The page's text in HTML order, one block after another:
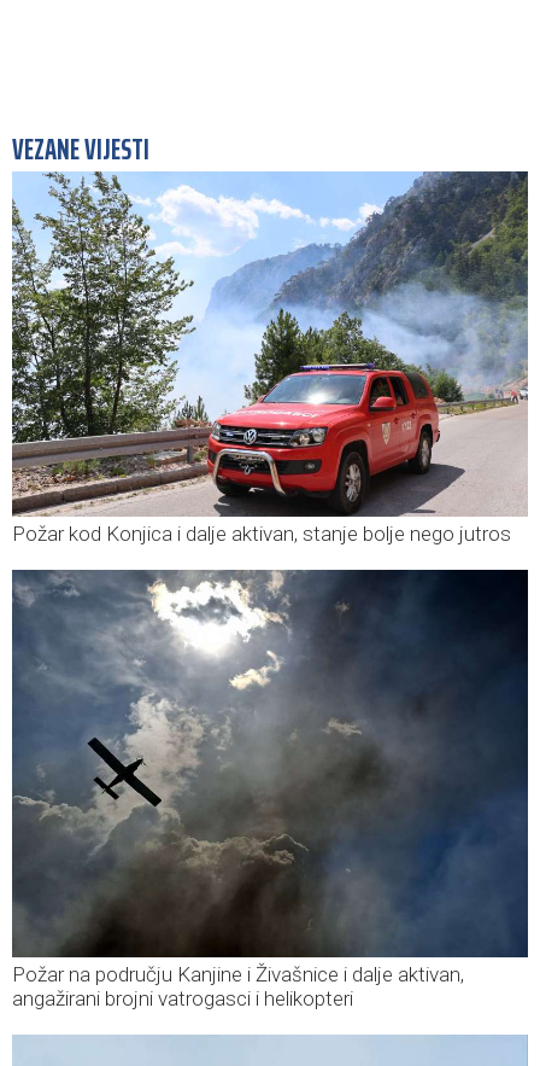
VEZANE VIJESTI
Požar kod Konjica i dalje aktivan, stanje bolje nego jutros
Požar na području Kanjine i Živašnice i dalje aktivan,
angažirani brojni vatrogasci i helikopteri